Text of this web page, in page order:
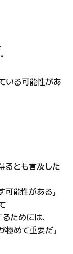
いる可能性があ
るとも言及した
能性がある」
ためには、
めて重要だ」